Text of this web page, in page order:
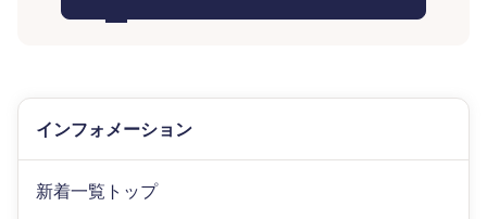
インフォメーション
新着一覧トップ